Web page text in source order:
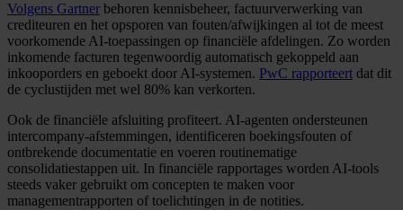
Volgens Gartner behoren kennisbeheer, factuurverwerking van
crediteuren en het opsporen van fouten/afwijkingen al tot de meest
voorkomende AI-toepassingen op financiële afdelingen. Zo worden
inkomende facturen tegenwoordig automatisch gekoppeld aan
inkooporders en geboekt door AI-systemen. PwC rapporteert dat dit
de cyclustijden met wel 80% kan verkorten.
Ook de financiële afsluiting profiteert. AI-agenten ondersteunen
intercompany-afstemmingen, identificeren boekingsfouten of
ontbrekende documentatie en voeren routinematige
consolidatiestappen uit. In financiële rapportages worden AI-tools
steeds vaker gebruikt om concepten te maken voor
managementrapporten of toelichtingen in de notities.